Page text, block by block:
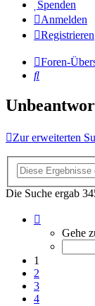
Spenden
Anmelden
Registrieren
Foren-
Suche
Zur erweiterten
Die Suche ergab
von
Gehe
1
2
3
4